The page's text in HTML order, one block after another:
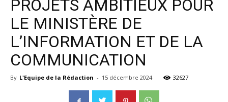
PROJETS AMBITIEUX POUR
LE MINISTÈRE DE
L’INFORMATION ET DE LA
COMMUNICATION
By L'Equipe de la Rédaction - 15 décembre 2024 32627